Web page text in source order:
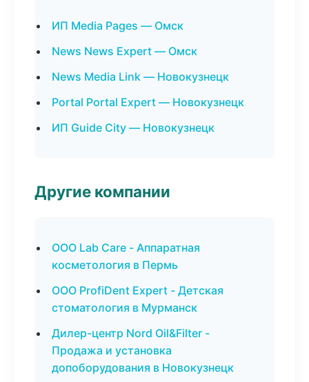
ИП Media Pages — Омск
News News Expert — Омск
News Media Link — Новокузнецк
Portal Portal Expert — Новокузнецк
ИП Guide City — Новокузнецк
Другие компании
ООО Lab Care - Аппаратная
косметология в Пермь
ООО ProfiDent Expert - Детская
стоматология в Мурманск
Дилер-центр Nord Oil&Filter -
Продажа и установка
допоборудования в Новокузнецк